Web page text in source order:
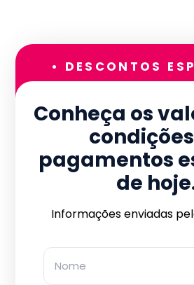
• DESCONTOS
Conheça os
pagamentos
de
Informações enviadas